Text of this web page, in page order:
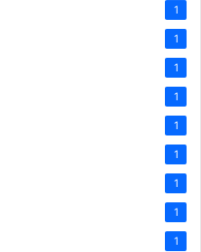
1
1
1
1
1
1
1
1
1